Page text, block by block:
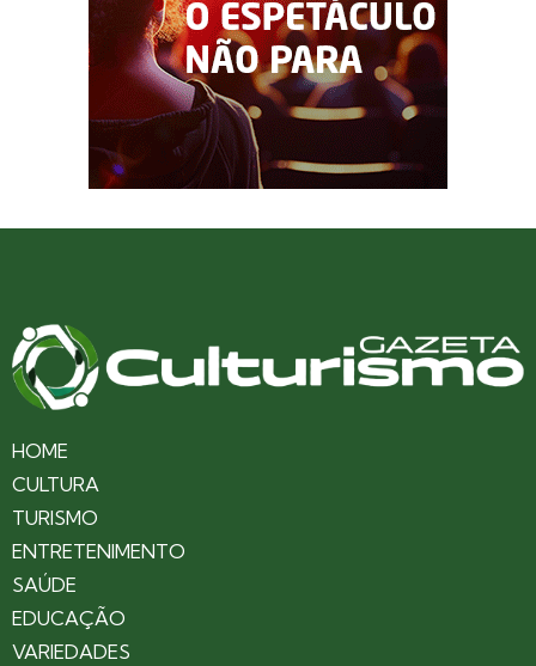
HOME
CULTURA
TURISMO
ENTRETENIMENTO
SAÚDE
EDUCAÇÃO
VARIEDADES